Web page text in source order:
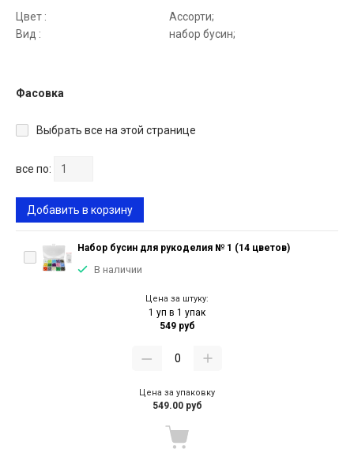
Цвет :
Ассорти;
Вид :
набор бусин;
Фасовка
Выбрать все на этой странице
все по:
Добавить в корзину
Набор бусин для рукоделия № 1 (14 цветов)
В наличии
Цена за штуку:
1 уп в 1 упак
549 руб
Цена за упаковку
549.00 руб